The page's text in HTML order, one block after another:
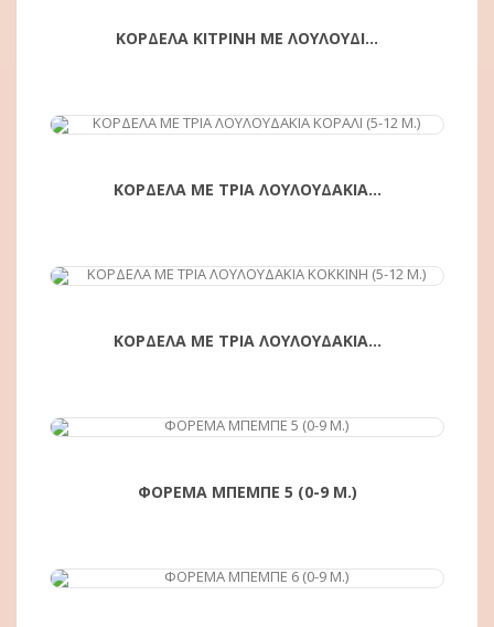
ΚΟΡΔΕΛΑ ΚΙΤΡΙΝΗ ΜΕ ΛΟΥΛΟΥΔΙ...
ΚΟΡΔΕΛΑ ΜΕ ΤΡΙΑ ΛΟΥΛΟΥΔΑΚΙΑ...
ΑΓΟΡΆ
ΚΟΡΔΕΛΑ ΜΕ ΤΡΙΑ ΛΟΥΛΟΥΔΑΚΙΑ...
ΑΓΟΡΆ
ΦΟΡΕΜΑ ΜΠΕΜΠΕ 5 (0-9 Μ.)